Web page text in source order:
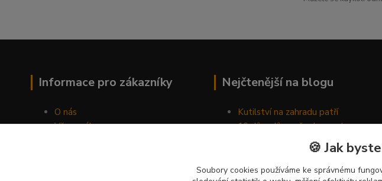
Informace pro zákazníky
O nás
Vše o nákupu
Nejčtenější na blogu
Kutilství na zahradu patří
10 důvodů, proč relaxovat
chozením do přírody
Jak správně pěstovat tulipány
Náhodně generovaný článek
🍪 Jak
Soubory cookies používáme ke správnému